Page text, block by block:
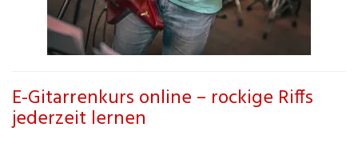
E-Gitarrenkurs online – rockige Riffs
jederzeit lernen